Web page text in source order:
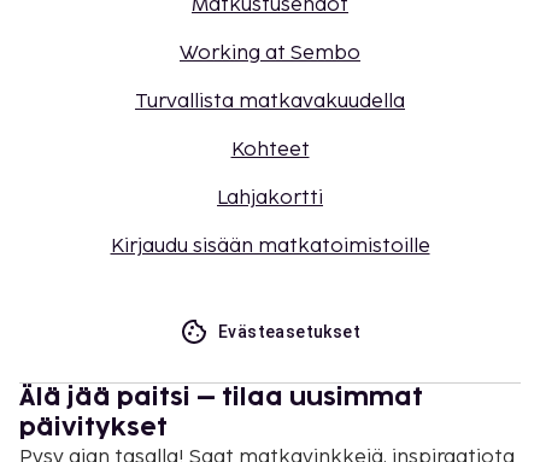
Matkustusehdot
Working at Sembo
Turvallista matkavakuudella
Kohteet
Lahjakortti
Kirjaudu sisään matkatoimistoille
Evästeasetukset
Älä jää paitsi – tilaa uusimmat
päivitykset
Pysy ajan tasalla! Saat matkavinkkejä, inspiraatiota